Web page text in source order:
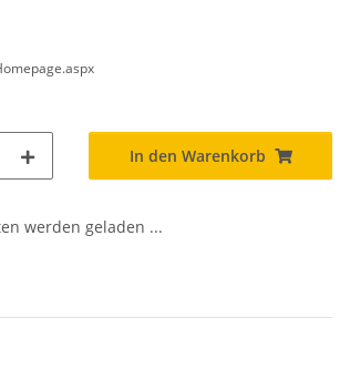
In den Warenkorb
werden geladen ...